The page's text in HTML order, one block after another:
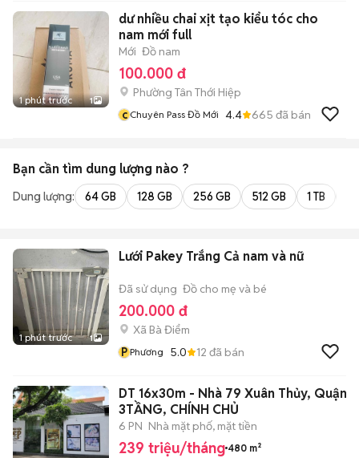
1 phút trước 1
dư nhiều chai xịt tạo kiểu tóc cho
nam mới full
Mới Đồ nam
100.000 đ
Phường Tân Thới Hiệp
c Chuyên Pass Đồ Mới 4.4 665 đã bán
Bạn cần tìm dung lượng nào ?
Dung lượng: 64 GB 128 GB 256 GB 512 GB 1 TB
1 phút trước 1
Lưới Pakey Trắng Cả nam và nữ
Đã sử dụng Đồ cho mẹ và bé
200.000 đ
Xã Bà Điểm
P Phương 5.0 12 đã bán
DT 16x30m - Nhà 79 Xuân Thủy, Quận
3TẦNG, CHÍNH CHỦ
6 PN Nhà mặt phố, mặt tiền
239 triệu/tháng 480 m²